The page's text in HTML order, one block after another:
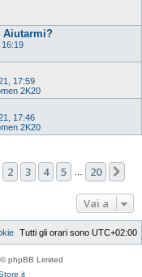
Aiutarmi?
17:59
2K20
17:46
2K20
di 20
2 3 4 5 20
Vai a
Tutti gli orari sono UTC+02:00
phpBB Limited